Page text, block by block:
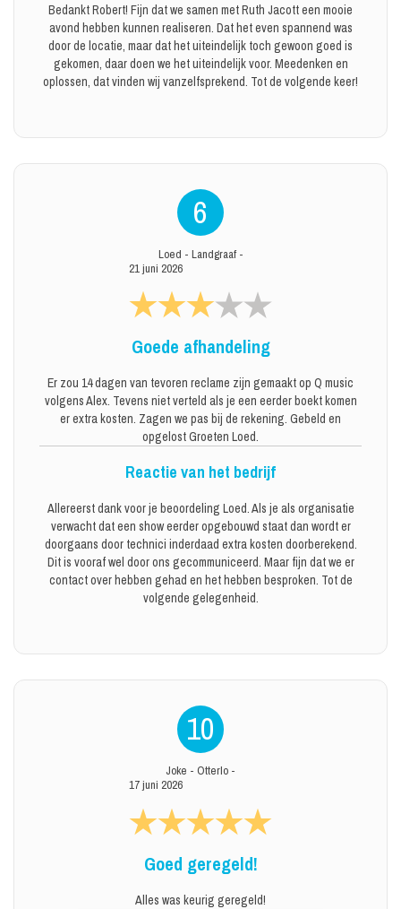
Bedankt Robert! Fijn dat we samen met Ruth Jacott een mooie
avond hebben kunnen realiseren. Dat het even spannend was
door de locatie, maar dat het uiteindelijk toch gewoon goed is
gekomen, daar doen we het uiteindelijk voor. Meedenken en
oplossen, dat vinden wij vanzelfsprekend. Tot de volgende keer!
6
Loed - Landgraaf -
21 juni 2026
Goede afhandeling
Er zou 14 dagen van tevoren reclame zijn gemaakt op Q music
volgens Alex. Tevens niet verteld als je een eerder boekt komen
er extra kosten. Zagen we pas bij de rekening. Gebeld en
opgelost Groeten Loed.
Reactie van het bedrijf
Allereerst dank voor je beoordeling Loed. Als je als organisatie
verwacht dat een show eerder opgebouwd staat dan wordt er
doorgaans door technici inderdaad extra kosten doorberekend.
Dit is vooraf wel door ons gecommuniceerd. Maar fijn dat we er
contact over hebben gehad en het hebben besproken. Tot de
volgende gelegenheid.
10
Joke - Otterlo -
17 juni 2026
Goed geregeld!
Alles was keurig geregeld!